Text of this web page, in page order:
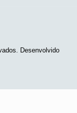
Desenvolvido